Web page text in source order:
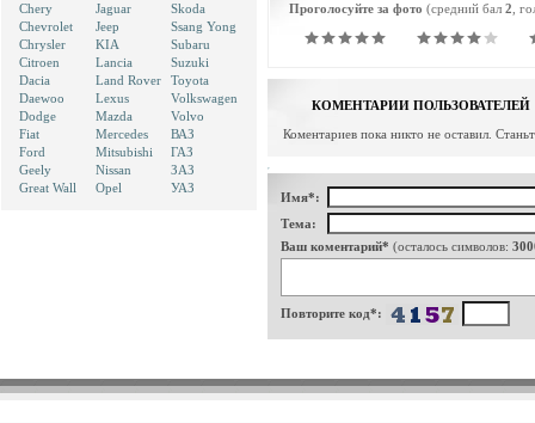
Chery
Chevrolet
Chrysler
Citroen
Dacia
Daewoo
Dodge
Fiat
Ford
Geely
Great Wall
Jaguar
Jeep
KIA
Lancia
Land Rover
Lexus
Mazda
Mercedes
Mitsubishi
Nissan
Opel
Skoda
Ssang Yong
Subaru
Suzuki
Toyota
Volkswagen
Volvo
ВАЗ
ГАЗ
ЗАЗ
УАЗ
Проголосуйте за фото (средний бал 2 ,
КОМЕНТАРИИ ПОЛЬЗОВАТЕЛЕЙ
Коментариев пока никто не оставил.
Имя*:
Тема:
Ваш коментарий* (осталось символов:
Повторите код*: